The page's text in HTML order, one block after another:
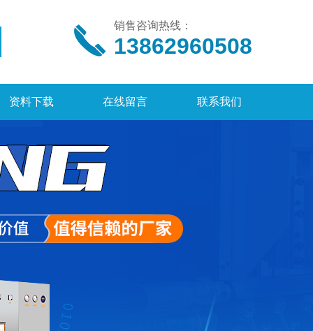
销售咨询热线：
13862960508
资料下载 在线留言 联系我们